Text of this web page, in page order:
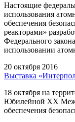
Настоящие
использования
обеспечения
реакторами»
Федерального
использовании
20 октября 2016
Выставка
18 октября на
Юбилейной XX
обеспечения